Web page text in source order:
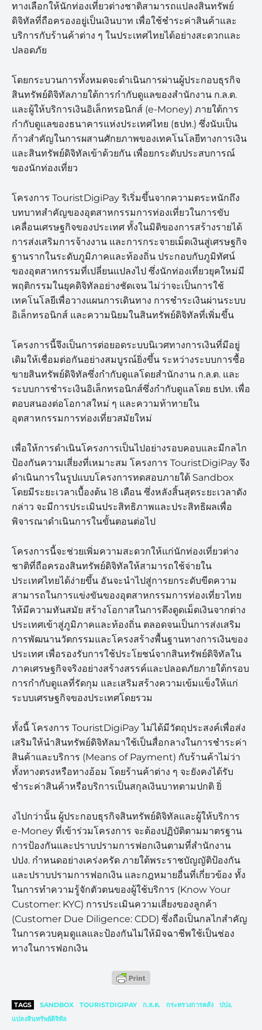
ทางเลือกให้นักท่องเที่ยวต่างชาติสามารถแปลงสินทรัพย์
ดิจิทัลที่ถือครองอยู่เป็นเงินบาท เพื่อใช้ชำระค่าสินค้าและ
บริการกับร้านค้าต่าง ๆ ในประเทศไทยได้อย่างสะดวกและ
ปลอดภัย
โดยกระบวนการทั้งหมดจะดำเนินการผ่านผู้ประกอบธุรกิจ
สินทรัพย์ดิจิทัลภายใต้การกำกับดูแลของสำนักงาน ก.ล.ต.
และผู้ให้บริการเงินอิเล็กทรอนิกส์ (e-Money) ภายใต้การ
กำกับดูแลของธนาคารแห่งประเทศไทย (ธปท.) ซึ่งนับเป็น
ก้าวสำคัญในการผสานศักยภาพของเทคโนโลยีทางการเงิน
และสินทรัพย์ดิจิทัลเข้าด้วยกัน เพื่อยกระดับประสบการณ์
ของนักท่องเที่ยว
โครงการ TouristDigiPay ริเริ่มขึ้นจากความตระหนักถึง
บทบาทสำคัญของอุตสาหกรรมการท่องเที่ยวในการขับ
เคลื่อนเศรษฐกิจของประเทศ ทั้งในมิติของการสร้างรายได้
การส่งเสริมการจ้างงาน และการกระจายเม็ดเงินสู่เศรษฐกิจ
ฐานรากในระดับภูมิภาคและท้องถิ่น ประกอบกับภูมิทัศน์
ของอุตสาหกรรมที่เปลี่ยนแปลงไป ซึ่งนักท่องเที่ยวยุคใหม่มี
พฤติกรรมในยุคดิจิทัลอย่างชัดเจน ไม่ว่าจะเป็นการใช้
เทคโนโลยีเพื่อวางแผนการเดินทาง การชำระเงินผ่านระบบ
อิเล็กทรอนิกส์ และความนิยมในสินทรัพย์ดิจิทัลที่เพิ่มขึ้น
โครงการนี้จึงเป็นการต่อยอดระบบนิเวศทางการเงินที่มีอยู่
เดิมให้เชื่อมต่อกันอย่างสมบูรณ์ยิ่งขึ้น ระหว่างระบบการซื้อ
ขายสินทรัพย์ดิจิทัลซึ่งกำกับดูแลโดยสำนักงาน ก.ล.ต. และ
ระบบการชำระเงินอิเล็กทรอนิกส์ซึ่งกำกับดูแลโดย ธปท. เพื่อ
ตอบสนองต่อโอกาสใหม่ ๆ และความท้าทายใน
อุตสาหกรรมการท่องเที่ยวสมัยใหม่
เพื่อให้การดำเนินโครงการเป็นไปอย่างรอบคอบและมีกลไก
ป้องกันความเสี่ยงที่เหมาะสม โครงการ TouristDigiPay จึง
ดำเนินการในรูปแบบโครงการทดสอบภายใต้ Sandbox
โดยมีระยะเวลาเบื้องต้น 18 เดือน ซึ่งหลังสิ้นสุดระยะเวลาดัง
กล่าว จะมีการประเมินประสิทธิภาพและประสิทธิผลเพื่อ
พิจารณาดำเนินการในขั้นตอนต่อไป
โครงการนี้จะช่วยเพิ่มความสะดวกให้แก่นักท่องเที่ยวต่าง
ชาติที่ถือครองสินทรัพย์ดิจิทัลให้สามารถใช้จ่ายใน
ประเทศไทยได้ง่ายขึ้น อันจะนำไปสู่การยกระดับขีดความ
สามารถในการแข่งขันของอุตสาหกรรมการท่องเที่ยวไทย
ให้มีความทันสมัย สร้างโอกาสในการดึงดูดเม็ดเงินจากต่าง
ประเทศเข้าสู่ภูมิภาคและท้องถิ่น ตลอดจนเป็นการส่งเสริม
การพัฒนานวัตกรรมและโครงสร้างพื้นฐานทางการเงินของ
ประเทศ เพื่อรองรับการใช้ประโยชน์จากสินทรัพย์ดิจิทัลใน
ภาคเศรษฐกิจจริงอย่างสร้างสรรค์และปลอดภัยภายใต้กรอบ
การกำกับดูแลที่รัดกุม และเสริมสร้างความเข้มแข็งให้แก่
ระบบเศรษฐกิจของประเทศโดยรวม
ทั้งนี้ โครงการ TouristDigiPay ไม่ได้มีวัตถุประสงค์เพื่อส่ง
เสริมให้นำสินทรัพย์ดิจิทัลมาใช้เป็นสื่อกลางในการชำระค่า
สินค้าและบริการ (Means of Payment) กับร้านค้าไม่ว่า
ทั้งทางตรงหรือทางอ้อม โดยร้านค้าต่าง ๆ จะยังคงได้รับ
ชำระค่าสินค้าหรือบริการเป็นสกุลเงินบาทตามปกติ ยิ่
งไปกว่านั้น ผู้ประกอบธุรกิจสินทรัพย์ดิจิทัลและผู้ให้บริการ
e-Money ที่เข้าร่วมโครงการ จะต้องปฏิบัติตามมาตรฐาน
การป้องกันและปราบปรามการฟอกเงินตามที่สำนักงาน
ปปง. กำหนดอย่างเคร่งครัด ภายใต้พระราชบัญญัติป้องกัน
และปราบปรามการฟอกเงิน และกฎหมายอื่นที่เกี่ยวข้อง ทั้ง
ในการทำความรู้จักตัวตนของผู้ใช้บริการ (Know Your
Customer: KYC) การประเมินความเสี่ยงของลูกค้า
(Customer Due Diligence: CDD) ซึ่งถือเป็นกลไกสำคัญ
ในการควบคุมดูแลและป้องกันไม่ให้มิจฉาชีพใช้เป็นช่อง
ทางในการฟอกเงิน
TAGS SANDBOX TOURISTDIGIPAY ก.ล.ต. กระทรวงการคลัง
ปปง.
แปลงสินทรัพย์ดิจิทัล